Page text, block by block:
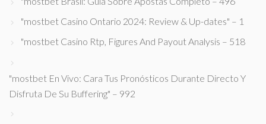
"mostbet Casino Ontario 2024: Review & Up-dates" – 1
"mostbet Casino Rtp, Figures And Payout Analysis – 518
"mostbet En Vivo: Cara Tus Pronósticos Durante Directo Y
Disfruta De Su Buffering" – 992